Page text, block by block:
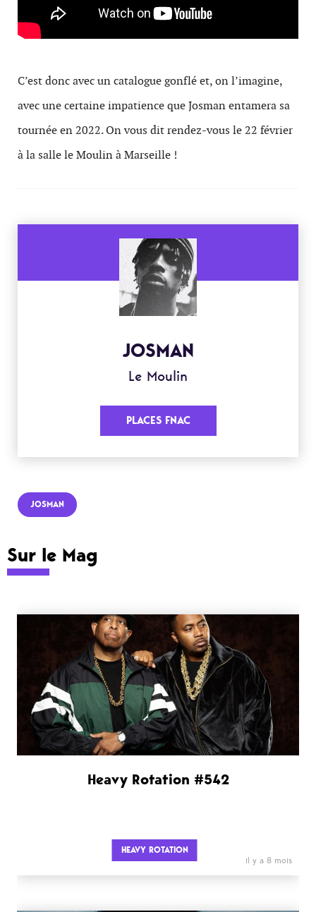
C’est donc avec un catalogue gonflé et, on l’imagine,
avec une certaine impatience que Josman entamera sa
tournée en 2022. On vous dit rendez-vous le 22 février
à la salle le Moulin à Marseille !
JOSMAN
Le Moulin
PLACES FNAC
JOSMAN
Sur le Mag
Heavy Rotation #542
HEAVY ROTATION
il y a 8 mois